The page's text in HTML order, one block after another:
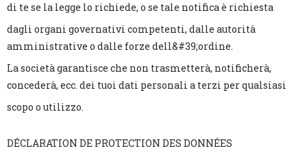
di te se la legge lo richiede, o se tale notifica è richiesta
dagli organi governativi competenti, dalle autorità
amministrative o dalle forze dell&#39;ordine.
La società garantisce che non trasmetterà, notificherà,
concederà, ecc. dei tuoi dati personali a terzi per qualsiasi
scopo o utilizzo.
DÉCLARATION DE PROTECTION DES DONNÉES